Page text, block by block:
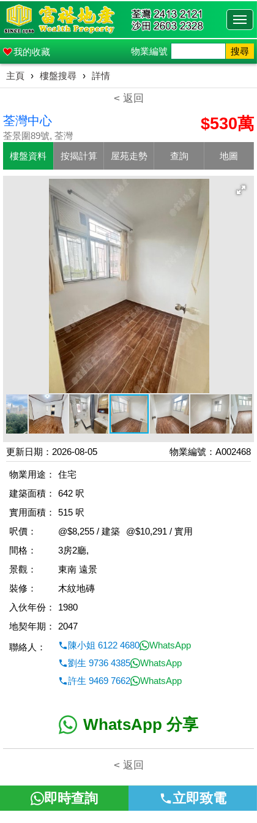
我的收藏 物業編號 搜尋
主頁 › 樓盤搜尋 › 詳情
< 返回
荃灣中心
荃景圍89號, 荃灣
$530萬
樓盤資料 按揭計算 屋苑走勢 查詢 地圖
更新日期：2026-08-05 物業編號：A002468
物業用途：
住宅
建築面積：
642 呎
實用面積：
515 呎
呎價：
@$8,255 / 建築
@$10,291 / 實用
間格：
3房2廳,
景觀：
東南 遠景
裝修：
木紋地磚
入伙年份：
1980
地契年期：
2047
聯絡人：
陳小姐 6122 4680
WhatsApp
劉生 9736 4385
WhatsApp
許生 9469 7662
WhatsApp
WhatsApp 分享
< 返回
即時查詢 立即致電
本網頁所提供資料僅作參考用途。若因錯漏而引致任何不便或損
失，富裕地產概不負責。